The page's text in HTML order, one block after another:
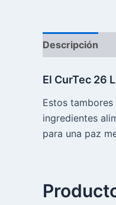
Descripción
El CurTec 26
Estos
ingredientes
para una paz